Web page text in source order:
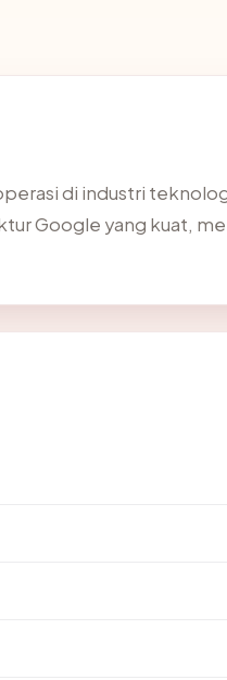
di industri
Google yang kuat,